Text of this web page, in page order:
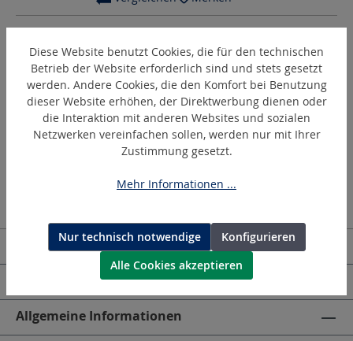
Beschreibung
Kontakt | Deutschland
HOLGER CLASEN
Allgemeine Informationen
Diese Website benutzt Cookies, die für den technischen
Betrieb der Website erforderlich sind und stets gesetzt
werden. Andere Cookies, die den Komfort bei Benutzung
dieser Website erhöhen, der Direktwerbung dienen oder
die Interaktion mit anderen Websites und sozialen
Netzwerken vereinfachen sollen, werden nur mit Ihrer
Zustimmung gesetzt.
Mehr Informationen ...
Nur technisch notwendige
Konfigurieren
Alle Cookies akzeptieren